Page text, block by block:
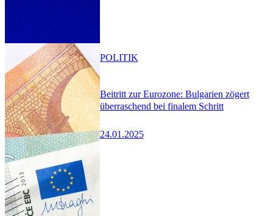
Beitritt zur Eurozone: Bulgarien zögert
überraschend bei finalem Schritt
24.01.2025
POLITIK